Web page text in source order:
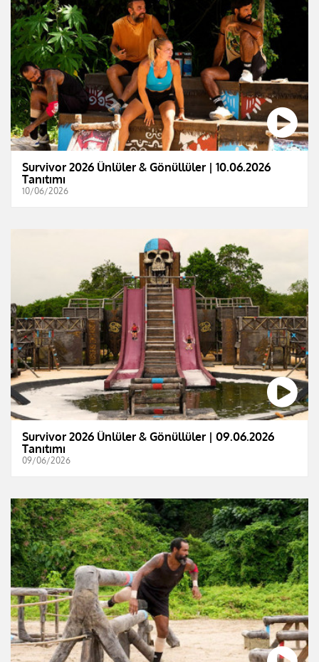
Survivor 2026 Ünlüler & Gönüllüler | 10.06.2026
Tanıtımı
10/06/2026
Survivor 2026 Ünlüler & Gönüllüler | 09.06.2026
Tanıtımı
09/06/2026